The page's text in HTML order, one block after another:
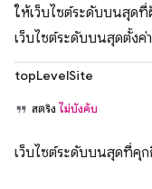
ให้เว็บไซต์ระดับบนสุด
เว็บไซต์ระดับบนสุดตั้งค่
topLevelSite
สตริง ไม่บังคับ
เว็บไซต์ระดับบนสุดที่คุ